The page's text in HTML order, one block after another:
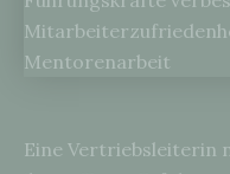
Eine Vertriebsleiterin